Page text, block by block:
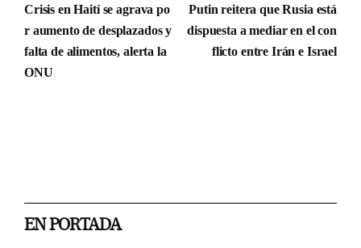
Crisis en Haití se agrava po
r aumento de desplazados y
falta de alimentos, alerta la
ONU
Putin reitera que Rusia está
dispuesta a mediar en el con
flicto entre Irán e Israel
EN PORTADA